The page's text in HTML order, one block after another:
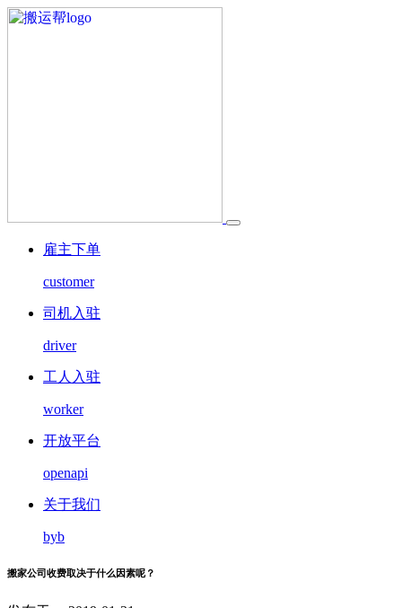
雇主下单
customer
司机入驻
driver
工人入驻
worker
开放平台
openapi
关于我们
byb
搬家公司收费取决于什么因素呢？